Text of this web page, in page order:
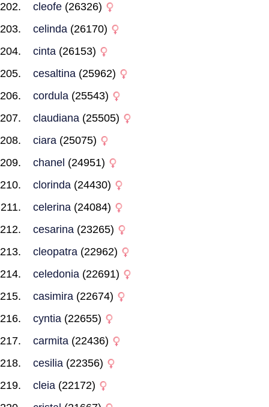
cleofe (26326)
celinda (26170)
cinta (26153)
cesaltina (25962)
cordula (25543)
claudiana (25505)
ciara (25075)
chanel (24951)
clorinda (24430)
celerina (24084)
cesarina (23265)
cleopatra (22962)
celedonia (22691)
casimira (22674)
cyntia (22655)
carmita (22436)
cesilia (22356)
cleia (22172)